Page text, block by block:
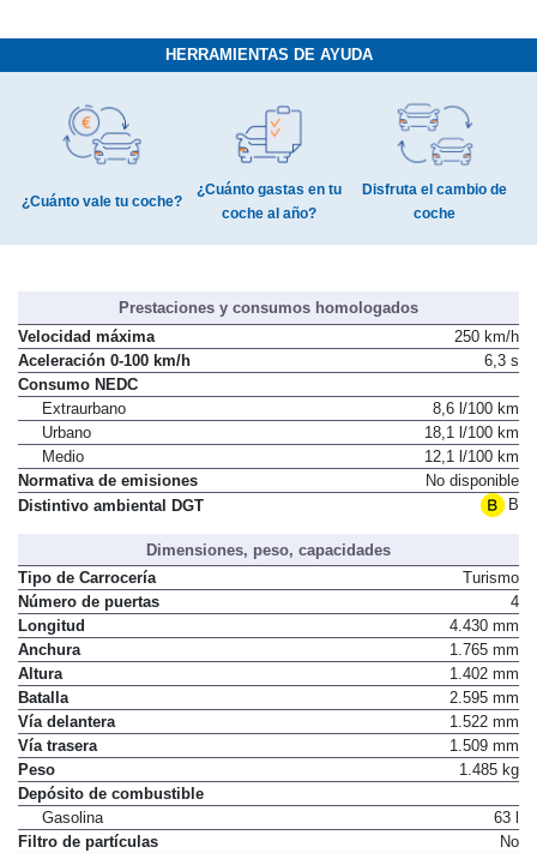
HERRAMIENTAS DE AYUDA
¿Cuánto vale tu coche?
¿Cuánto gastas en tu
coche al año?
Disfruta el cambio de
coche
Prestaciones y consumos homologados
Velocidad máxima
250 km/h
Aceleración 0-100 km/h
6,3 s
Consumo NEDC
Extraurbano
8,6 l/100 km
Urbano
18,1 l/100 km
Medio
12,1 l/100 km
Normativa de emisiones
No disponible
Distintivo ambiental DGT
B
Dimensiones, peso, capacidades
Tipo de Carrocería
Turismo
Número de puertas
4
Longitud
4.430 mm
Anchura
1.765 mm
Altura
1.402 mm
Batalla
2.595 mm
Vía delantera
1.522 mm
Vía trasera
1.509 mm
Peso
1.485 kg
Depósito de combustible
Gasolina
63 l
Filtro de partículas
No